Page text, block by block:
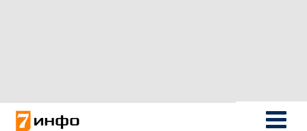
Новости России
Политика